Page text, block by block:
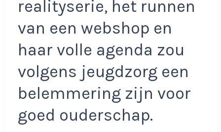
realityserie, het runnen
van een webshop en
haar volle agenda zou
volgens jeugdzorg een
belemmering zijn voor
goed ouderschap.